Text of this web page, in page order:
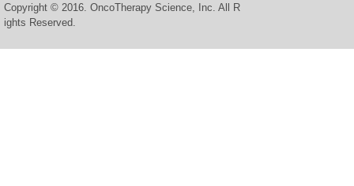
Copyright © 2016. OncoTherapy Science, Inc. All R
ights Reserved.